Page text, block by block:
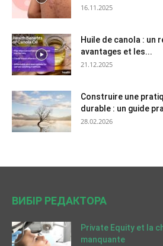
16.11.2025
Huile de canola : un
avantages et les...
21.12.2025
Construire une
durable : un guide
28.02.2026
ВИБІР РЕДАКТОРА
Private Equity et la
manquante